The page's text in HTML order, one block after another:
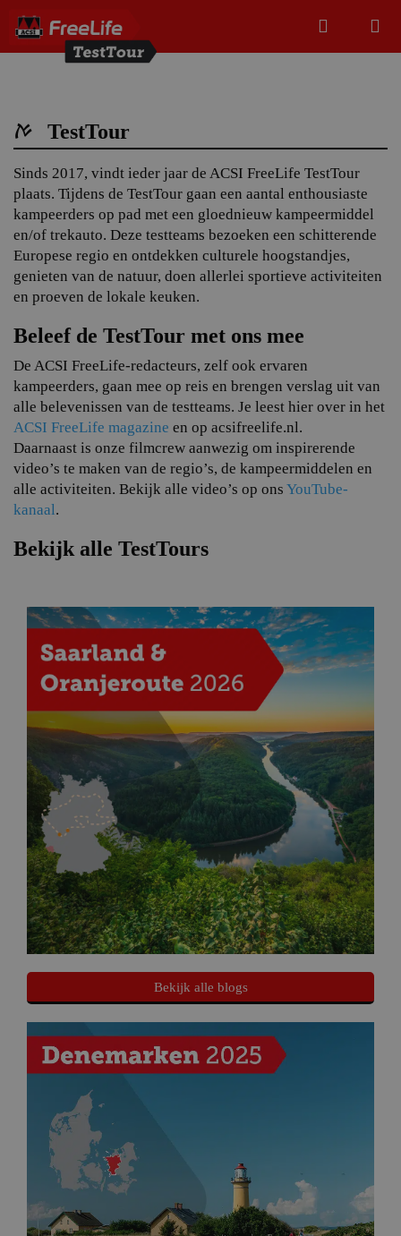
TestTour
Sinds 2017, vindt ieder jaar de ACSI FreeLife TestTour
plaats. Tijdens de TestTour gaan een aantal enthousiaste
kampeerders op pad met een gloednieuw kampeermiddel
en/of trekauto. Deze testteams bezoeken een schitterende
Europese regio en ontdekken culturele hoogstandjes,
genieten van de natuur, doen allerlei sportieve activiteiten
en proeven de lokale keuken.
Beleef de TestTour met ons mee
De ACSI FreeLife-redacteurs, zelf ook ervaren
kampeerders, gaan mee op reis en brengen verslag uit van
alle belevenissen van de testteams. Je leest hier over in het
ACSI FreeLife magazine en op acsifreelife.nl.
Daarnaast is onze filmcrew aanwezig om inspirerende
video’s te maken van de regio’s, de kampeermiddelen en
alle activiteiten. Bekijk alle video’s op ons YouTube-
kanaal.
Bekijk alle TestTours
Bekijk alle blogs